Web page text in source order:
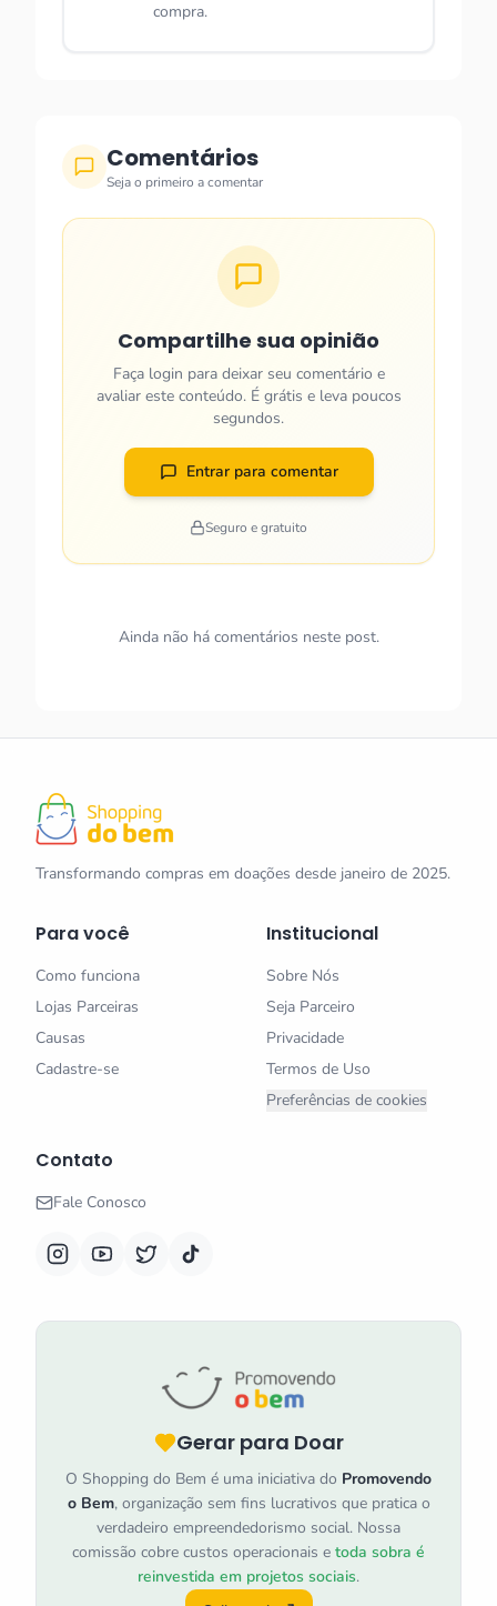
compra.
Comentários
Seja o primeiro a comentar
Compartilhe sua opinião
Faça login para deixar seu comentário e
avaliar este conteúdo. É grátis e leva poucos
segundos.
Entrar para comentar
Seguro e gratuito
Ainda não há comentários neste post.
Transformando compras em doações desde janeiro de 2025.
Para você
Como funciona
Lojas Parceiras
Causas
Cadastre-se
Institucional
Sobre Nós
Seja Parceiro
Privacidade
Termos de Uso
Preferências de cookies
Contato
Fale Conosco
Gerar para Doar
O Shopping do Bem é uma iniciativa do Promovendo
o Bem, organização sem fins lucrativos que pratica o
verdadeiro empreendedorismo social. Nossa
comissão cobre custos operacionais e toda sobra é
reinvestida em projetos sociais.